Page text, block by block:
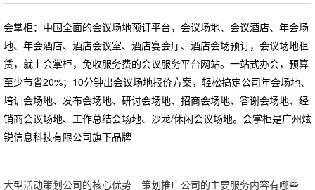
会掌柜：中国全面的会议场地预订平台，会议场地、会议酒店、年会场
地、年会酒店、酒店会议室、酒店宴会厅、酒店会场预订，会议场地租
赁，就上会掌柜，免收服务费的会议服务平台网站。一站式办会，预算
至少节省20%；10分钟出会议场地报价方案，轻松搞定公司年会场地、
培训会场地、发布会场地、研讨会场地、招商会场地、答谢会场地、经
销商会议场地、工作总结会场地、沙龙/休闲会议场地。会掌柜是广州炫
锐信息科技有限公司旗下品牌
大型活动策划公司的核心优势 策划推广公司的主要服务内容有哪些